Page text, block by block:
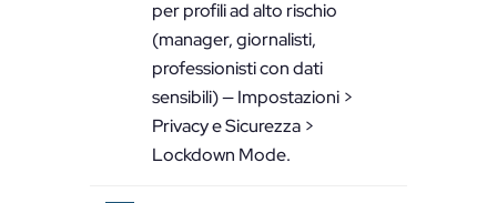
per profili ad alto rischio
(manager, giornalisti,
professionisti con dati
sensibili) — Impostazioni >
Privacy e Sicurezza >
Lockdown Mode.